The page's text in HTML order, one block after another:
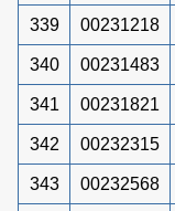
339 00231218
340 00231483
341 00231821
342 00232315
343 00232568